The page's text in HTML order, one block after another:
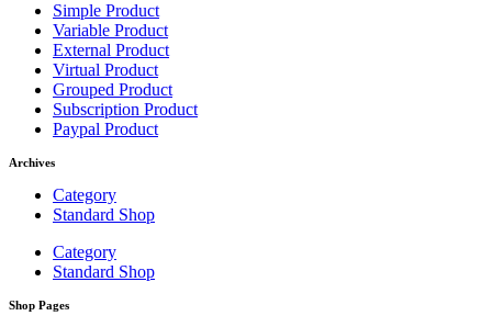
Simple Product
Variable Product
External Product
Virtual Product
Grouped Product
Subscription Product
Paypal Product
Archives
Category
Standard Shop
Category
Standard Shop
Shop Pages